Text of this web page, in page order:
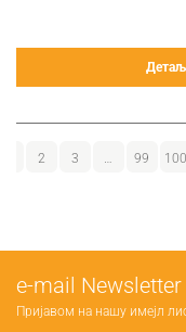
2 3 99 100
е-mail Newsletter
Пријавом на нашу имејл